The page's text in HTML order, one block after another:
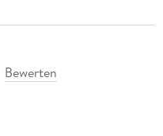
Bewerten